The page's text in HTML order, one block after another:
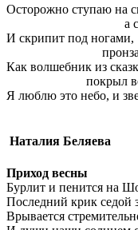
Осторожно ступаю на
а снежок
И скрипит под ногами,
пронзая
Как волшебник из
покрыл все
Я люблю это небо, и
Наталия Беляева
Приход весны
Бурлит и пенится на
Последний крик седой
Врывается